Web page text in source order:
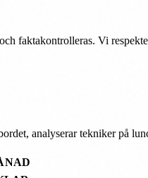
faktakontrolleras. Vi
analyserar tekniker på